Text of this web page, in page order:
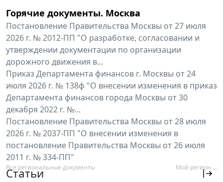
Горячие документы. Москва
Постановление Правительства Москвы от 27 июля
2026 г. № 2012-ПП "О разработке, согласовании и
утверждении документации по организации
дорожного движения в...
Приказ Департамента финансов г. Москвы от 24
июля 2026 г. № 138ф "О внесении изменения в приказ
Департамента финансов города Москвы от 30
декабря 2022 г. №...
Постановление Правительства Москвы от 28 июля
2026 г. № 2037-ПП "О внесении изменения в
постановление Правительства Москвы от 26 июля
2011 г. № 334-ПП"
Все региональные документы Мой регион ...
Статьи